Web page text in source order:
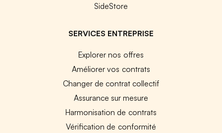
SideStore
SERVICES ENTREPRISE
Explorer nos offres
Améliorer vos contrats
Changer de contrat collectif
Assurance sur mesure
Harmonisation de contrats
Vérification de conformité